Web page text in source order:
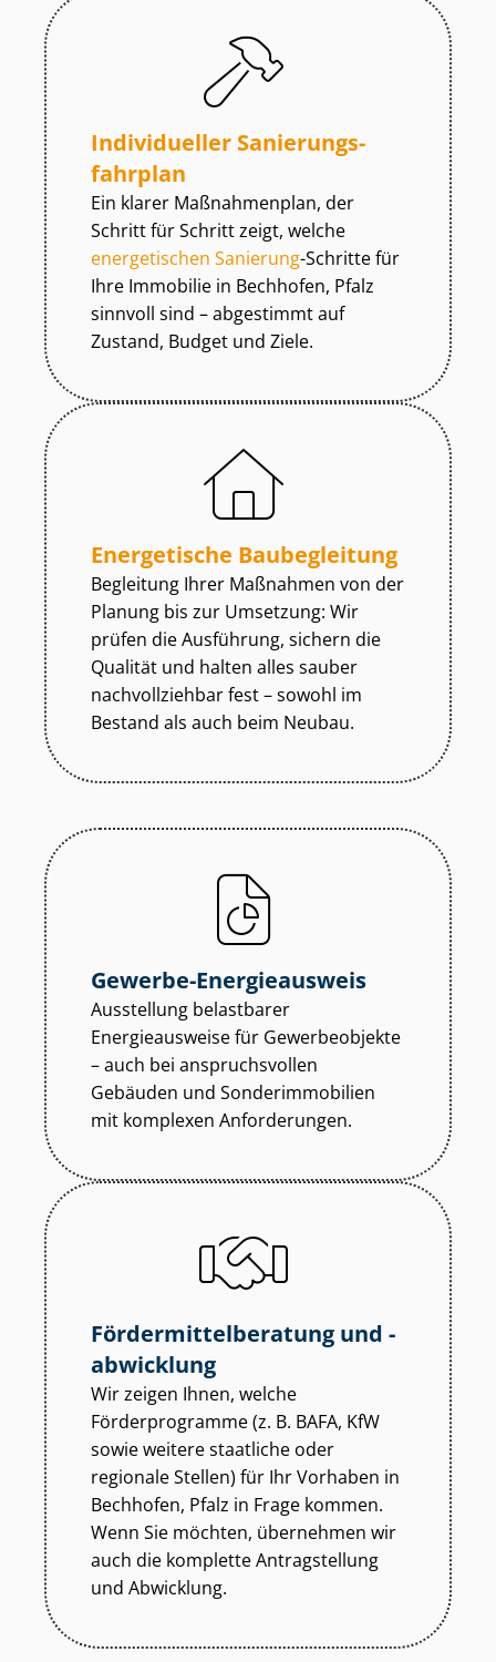
Individueller Sa­nie­rungs­
fahr­plan
Ein klarer Maßnahmenplan, der
Schritt für Schritt zeigt, welche
energetischen Sanierung-Schritte für
Ihre Immobilie in Bechhofen, Pfalz
sinnvoll sind – abgestimmt auf
Zustand, Budget und Ziele.
Energetische Baubegleitung
Begleitung Ihrer Maßnahmen von der
Planung bis zur Umsetzung: Wir
prüfen die Ausführung, sichern die
Qualität und halten alles sauber
nachvollziehbar fest – sowohl im
Bestand als auch beim Neubau.
Gewerbe-Energieausweis
Ausstellung belastbarer
Energieausweise für Gewerbeobjekte
– auch bei anspruchsvollen
Gebäuden und Son­der­im­mo­bi­li­en
mit komplexen Anforderungen.
För­der­mit­tel­be­ra­tung und -
abwicklung
Wir zeigen Ihnen, welche
Förderprogramme (z. B. BAFA, KfW
sowie weitere staatliche oder
regionale Stellen) für Ihr Vorhaben in
Bechhofen, Pfalz in Frage kommen.
Wenn Sie möchten, übernehmen wir
auch die komplette Antragstellung
und Abwicklung.